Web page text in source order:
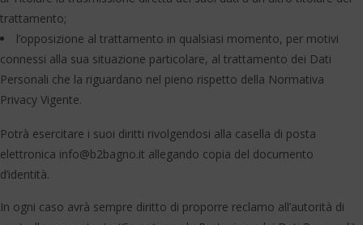
trattamento;
l’opposizione al trattamento in qualsiasi momento, per motivi
connessi alla sua situazione particolare, al trattamento dei Dati
Personali che la riguardano nel pieno rispetto della Normativa
Privacy Vigente.
Potrà esercitare i suoi diritti rivolgendosi alla casella di posta
elettronica info@b2bagno.it allegando copia del documento
d’identità.
In ogni caso avrà sempre diritto di proporre reclamo all’autorità di